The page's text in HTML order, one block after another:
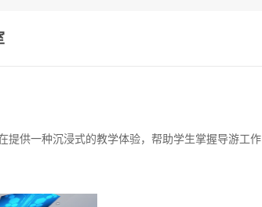
提供一种沉浸式的教学体验，帮助学生掌握导游工作